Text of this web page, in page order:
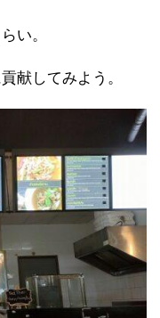
い。
献してみよう。